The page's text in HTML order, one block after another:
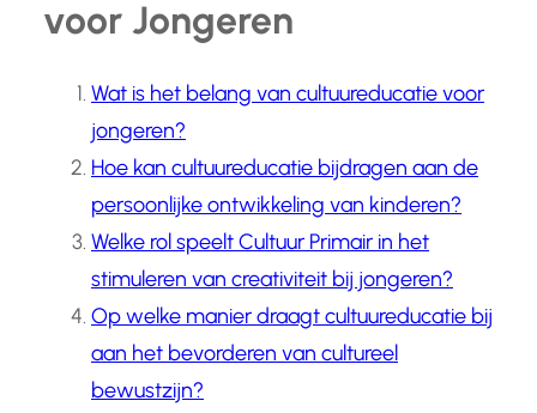
voor Jongeren
Wat is het belang van cultuureducatie voor
jongeren?
Hoe kan cultuureducatie bijdragen aan de
persoonlijke ontwikkeling van kinderen?
Welke rol speelt Cultuur Primair in het
stimuleren van creativiteit bij jongeren?
Op welke manier draagt cultuureducatie bij
aan het bevorderen van cultureel
bewustzijn?